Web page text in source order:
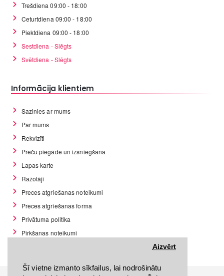
Šī vietne izmanto sīkfailus, lai nodrošinātu
Aizvērt
Trešdiena 09:00 - 18:00
Ceturtdiena 09:00 - 18:00
Piektdiena 09:00 - 18:00
Sestdiena - Slēgts
Svētdiena - Slēgts
Informācija klientiem
Sazinies ar mums
Par mums
Rekvizīti
Preču piegāde un izsniegšana
Lapas karte
Ražotāji
Preces atgriešanas noteikumi
Preces atgriešanas forma
Privātuma politika
Pirkšanas noteikumi